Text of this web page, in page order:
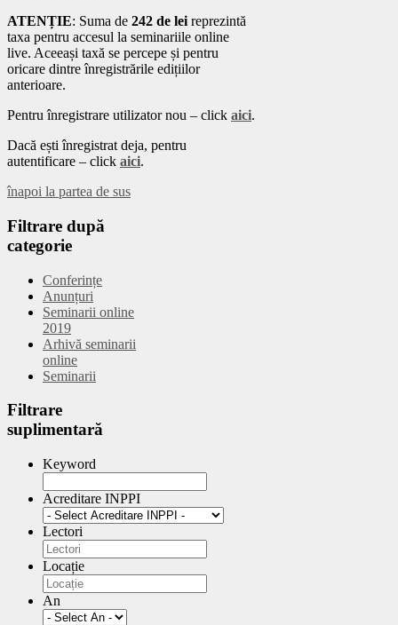
ATENȚIE: Suma de 242 de lei reprezintă
taxa pentru accesul la seminariile online
live. Aceeași taxă se percepe și pentru
oricare dintre înregistrările edițiilor
anterioare.
Pentru înregistrare utilizator nou – click aici.
Dacă ești înregistrat deja, pentru
autentificare – click aici.
înapoi la partea de sus
Filtrare după
categorie
Conferințe
Anunțuri
Seminarii online
2019
Arhivă seminarii
online
Seminarii
Filtrare
suplimentară
Keyword
Acreditare INPPI
Lectori
Locație
An